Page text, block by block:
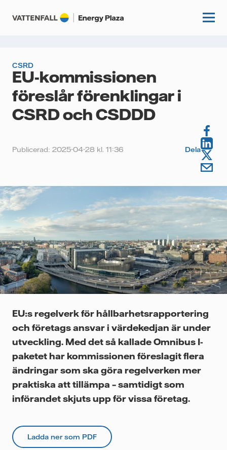
Start
Guider
Krönikor
Kundcase
Videor
Om oss
Vattenfall.se
CSRD
EU-kommissionen
föreslår förenklingar i
CSRD och CSDDD
Publicerad: 2025-04-28 kl. 11:36 Dela
EU:s regelverk för hållbarhetsrapportering
och företags ansvar i värdekedjan är under
utveckling. Med det så kallade Omnibus I-
paketet har kommissionen föreslagit flera
ändringar som ska göra regelverken mer
praktiska att tillämpa – samtidigt som
införandet skjuts upp för vissa företag.
Ladda ner som PDF